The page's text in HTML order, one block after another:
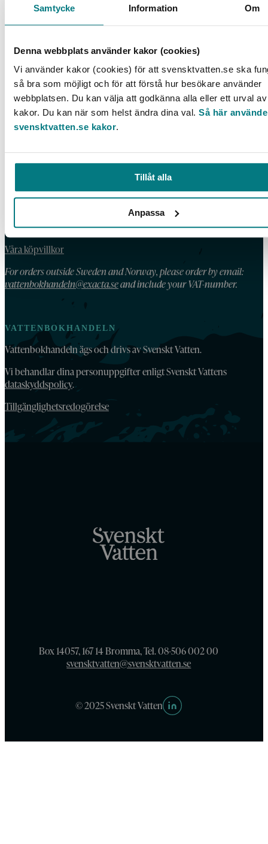
Samtycke Information Om
Denna webbplats använder kakor (cookies)
Vi använder kakor (cookies) för att svensktvatten.se ska
så bra som möjligt och för att förstå hur besökare använder
webbplatsen. Du kan välja att godkänna alla eller ett urval av
kakor. Du kan när som helst ändra dina val. Så här
svensktvatten.se kakor.
Tillåt alla
Anpassa
råvattenkvalitet och magsjuka
LÄS MER
KONTAKT
vattenbokhandeln@exacta.se
HANDLA AV OSS
Våra köpvillkor
For orders outside Sweden and Norway, please order by email:
vattenbokhandeln@exacta.seand include your VAT-number.
VATTENBOKHANDELN
Vattenbokhandeln ägs och drivs av Svenskt Vatten.
Vi behandlar dina personuppgifter enligt Svenskt Vattens
dataskyddspolicy.
Tillgänglighetsredogörelse
Box 14057, 167 14 Bromma, Tel. 08-506 002 00
svensktvatten@svensktvatten.se
© 2025 Svenskt Vatten